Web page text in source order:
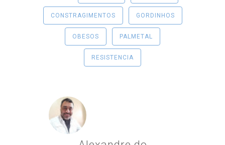
CONSTRAGIMENTOS GORDINHOS
OBESOS PALMETAL
RESISTENCIA